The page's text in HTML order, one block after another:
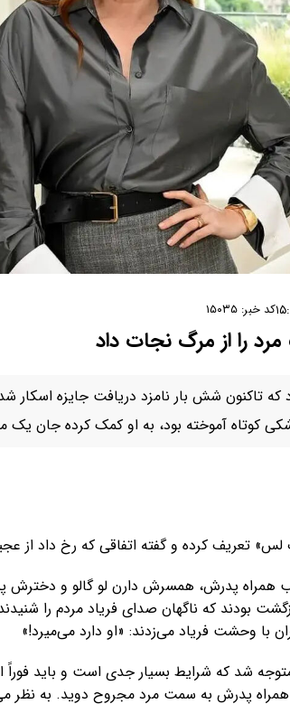
کد خبر: ۱۵۰۳۵
را از مرگ نجات داد
که تاکنون شش بار نامزد دریافت جایزه
کوتاه آموخته بود، به او کمک کرده جان یک
لس» تعریف کرده و گفته اتفاقی که رخ داد
یک شب همراه پدرش، همسرش دارن لو گالو و
بودند که ناگهان صدای فریاد مردم را
با وحشت فریاد می‌زدند: «او دارد می‌میرد!»
شد که شرایط بسیار جدی است و باید فوراً
پدرش به سمت مرد مجروح دوید. به نظر